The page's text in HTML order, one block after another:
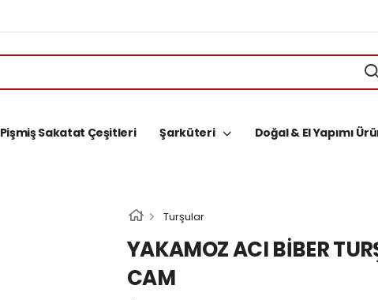
Pişmiş Sakatat Çeşitleri Şarküteri Doğal & El Yapımı
Turşular
YAKAMOZ ACI BİBER
CAM